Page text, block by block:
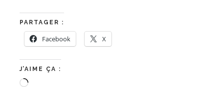
PARTAGER :
Facebook X
J’AIME ÇA :